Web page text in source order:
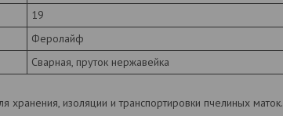
19
Феролайф
Сварная, пруток нержавейка
хранения, изоляции и транспортировки пчелиных маток.